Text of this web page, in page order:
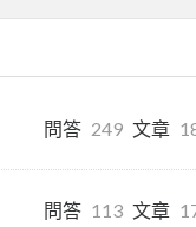
問答 249 文章
問答 113 文章